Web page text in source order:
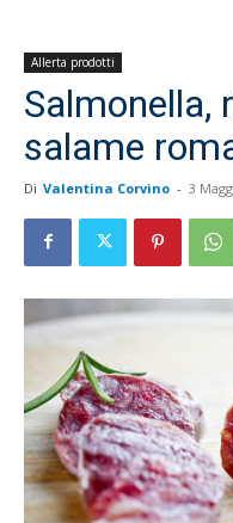
Allerta prodotti
Salmonella,
salame
Di Valentina Corvino - 3